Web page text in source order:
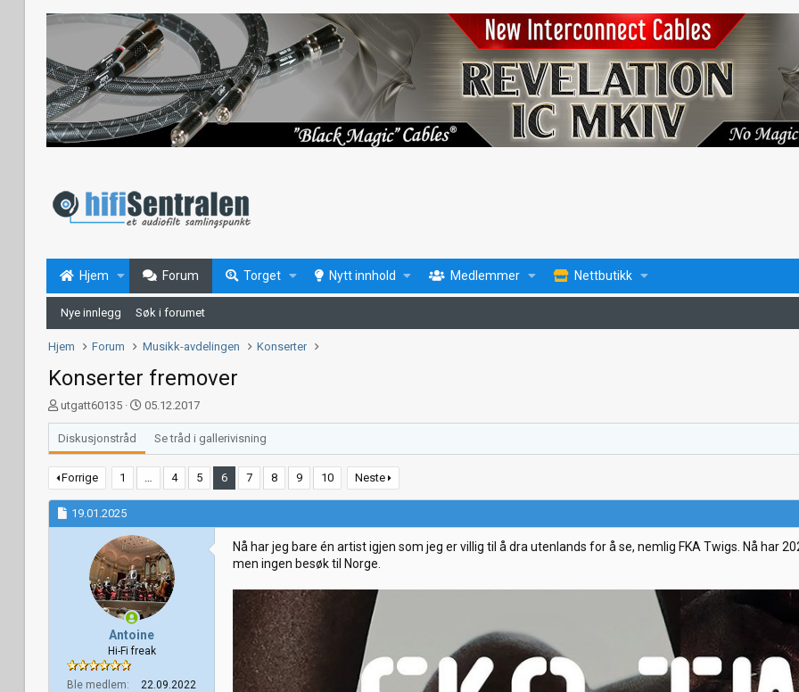
Hjem Forum Torget Nytt innhold Medlemmer Nettbutikk
Nye innlegg Søk i forumet
Hjem Forum Musikk-avdelingen Konserter
Konserter fremover
T
r
å
d
s
t
a
r
utgatt60135
S
t
r
t
d
a
05.12.2017
Diskusjonstråd Se tråd i gallerivisning
Forrige 1 … 4 5 6 7 8 9 10 Neste
19.01.2025
Antoine
Hi-Fi freak
Ble medlem
22.09.2022
Nå har jeg bare én artist igjen som jeg er villig til å dra utenlands for å se, nemlig FKA Twigs. Nå har
men ingen besøk til Norge.